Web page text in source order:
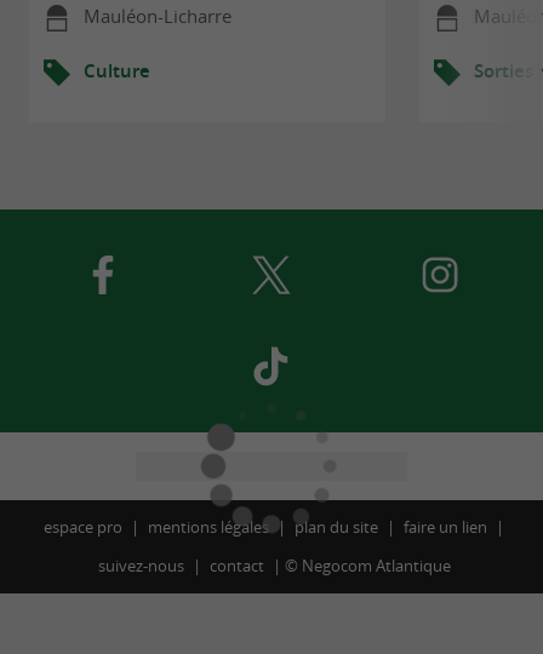
Mauléon-Licharre
Culture Sorties
espace pro mentions légales plan du site
faire un lien
suivez-nous
contact © Negocom Atlantique